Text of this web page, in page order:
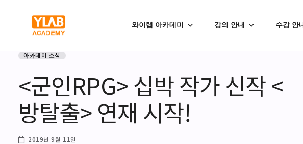
와이랩 아카데미 강의 안내 수강 안
아카데미 소식
<군인RPG> 십박 작가 신작 <
방탈출> 연재 시작!
2019년 9월 11일